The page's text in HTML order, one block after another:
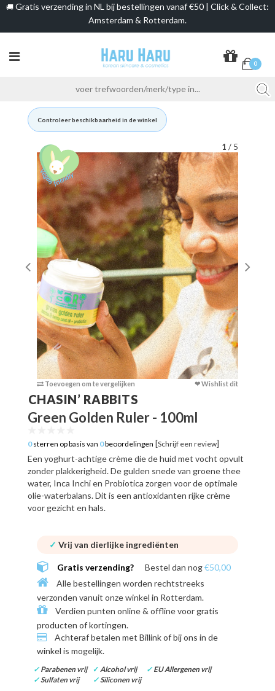
🚚 Gratis verzending in NL bij bestellingen vanaf €50 | Click & Collect:
Amsterdam & Rotterdam.
0
Controleer beschikbaarheid in de winkel
1 / 5
Toevoegen om te vergelijken ❤ Wishlist dit
CHASIN’ RABBITS
Green Golden Ruler - 100ml
0sterren op basis van 0beoordelingen [Schrijf een review]
Een yoghurt-achtige crème die de huid met vocht opvult
zonder plakkerigheid. De gulden snede van groene thee
water, Inca Inchi en Probiotica zorgen voor de optimale
olie-waterbalans. Dit is een antioxidanten rijke crème
voor gezicht en hals.
✓ Vrij van dierlijke ingrediënten
Gratis verzending? Bestel dan nog€50,00
Alle bestellingen worden rechtstreeks
verzonden vanuit onze winkel in Rotterdam.
Verdien punten online & offline voor gratis
producten of kortingen.
Achteraf betalen met Billink of bij ons in de
winkel is mogelijk.
✓ Parabenen vrij
✓Sulfaten vrij
✓ Alcohol vrij
✓Siliconen vrij
✓ EU Allergenen vrij